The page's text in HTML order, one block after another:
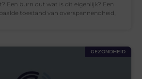
Een burn out wat is dit eigenlijk? Een
toestand van overspannendheid,
GEZONDHEID